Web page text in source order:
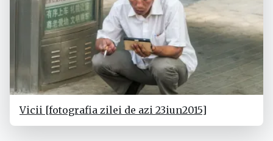
Vicii [fotografia zilei de azi 23iun2015]